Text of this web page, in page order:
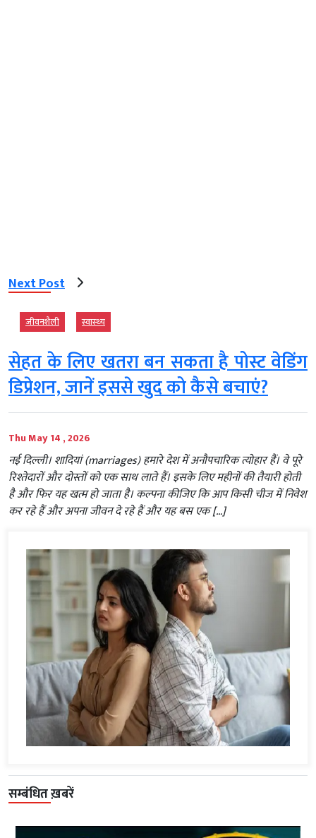
Next Post
जीवनशैली स्‍वास्‍थ्‍य
सेहत के लिए खतरा बन सकता है पोस्ट वेडिंग
डिप्रेशन, जानें इससे खुद को कैसे बचाएं?
Thu May 14 , 2026
नई दिल्ली। शादियां (marriages) हमारे देश में अनौपचारिक त्योहार हैं। वे पूरे
रिश्तेदारों और दोस्तों को एक साथ लाते हैं। इसके लिए महीनों की तैयारी होती
है और फिर यह खत्म हो जाता है। कल्पना कीजिए कि आप किसी चीज में निवेश
कर रहे हैं और अपना जीवन दे रहे हैं और यह बस एक […]
सम्बंधित ख़बरें